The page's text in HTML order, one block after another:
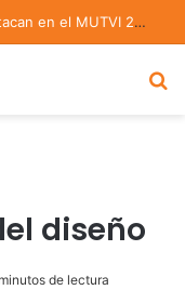
Estudiantes STEM de la UDLAP destacan en el MUTVI 2026
diseño
de lectura